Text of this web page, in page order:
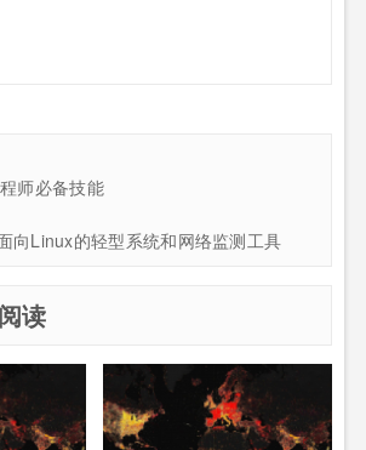
师必备技能
向Linux的轻型系统和网络监测工具
读